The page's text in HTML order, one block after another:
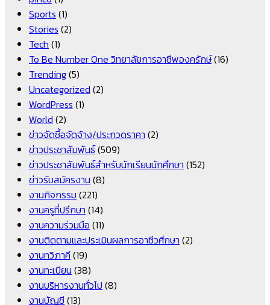
Sports (1)
Stories (2)
Tech (1)
To Be Number One วิทยาลัยการอาชีพองครักษ์(16)
Trending(5)
Uncategorized (2)
WordPress (1)
World (2)
ข่าวจัดซื้อจัดจ้าง/ประกวดราคา (2)
ข่าวประชาสัมพันธ์(509)
ข่าวประชาสัมพันธ์สำหรับนักเรียนนักศึกษา (152)
ข่าวรับสมัครงาน (8)
งานกิจกรรม (221)
งานครูที่ปรึกษา (14)
งานความร่วมมือ (11)
งานติดตามและประเมินผลการอาชีวศึกษา (2)
งานทวิภาคี (19)
งานทะเบียน (38)
งานบริหารงานทั่วไป (8)
งานบัญชี(13)